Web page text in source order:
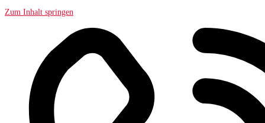
Zum Inhalt springen